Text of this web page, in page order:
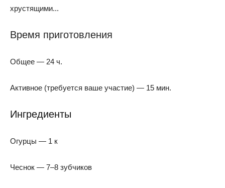
хрустящими...
Время приготовления
Общее — 24 ч.
Активное (требуется ваше участие) — 15 мин.
Ингредиенты
Огурцы — 1 к
Чеснок — 7–8 зубчиков